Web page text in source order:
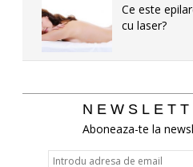
Ce este
cu laser?
Aboneaza-te la